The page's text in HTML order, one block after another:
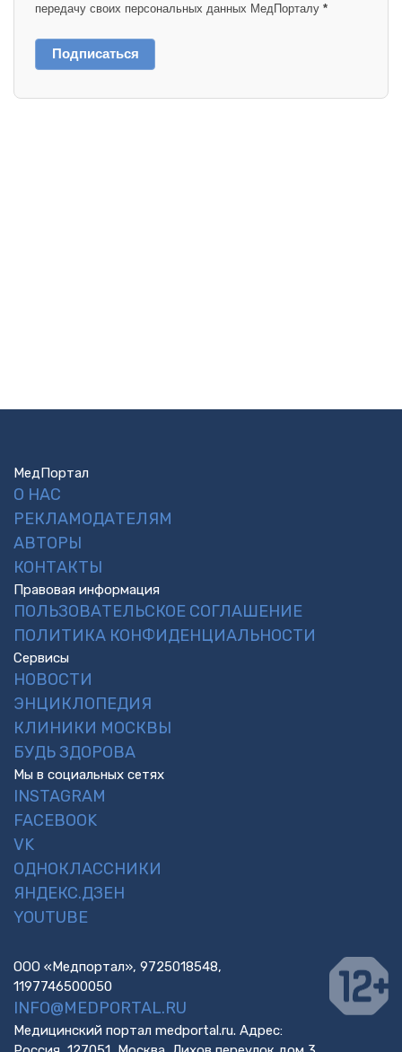
передачу своих персональных данных МедПорталу *
Подписаться
МедПортал
О НАС
РЕКЛАМОДАТЕЛЯМ
АВТОРЫ
КОНТАКТЫ
Правовая информация
ПОЛЬЗОВАТЕЛЬСКОЕ СОГЛАШЕНИЕ
ПОЛИТИКА КОНФИДЕНЦИАЛЬНОСТИ
Сервисы
НОВОСТИ
ЭНЦИКЛОПЕДИЯ
КЛИНИКИ МОСКВЫ
БУДЬ ЗДОРОВА
Мы в социальных сетях
INSTAGRAM
FACEBOOK
VK
ОДНОКЛАССНИКИ
ЯНДЕКС.ДЗЕН
YOUTUBE
ООО «Медпортал», 9725018548,
1197746500050
INFO@MEDPORTAL.RU
Медицинский портал medportal.ru. Адрес: